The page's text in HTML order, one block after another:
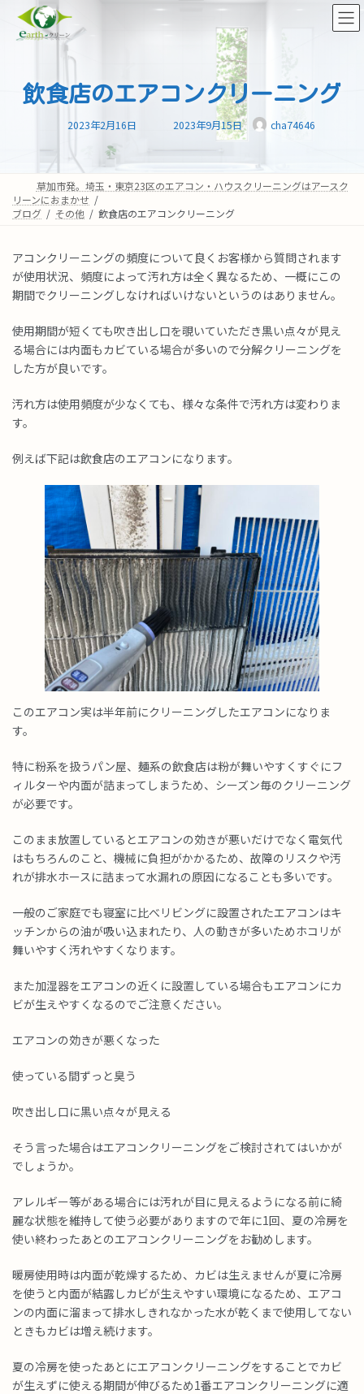
飲食店のエアコンクリーニング
2023年2月16日 最
終
2023年9月15日 cha74646
草加市発。埼玉・東京23区のエアコン・ハウスクリーニングはアースク
リーンにおまかせ
ブログ
その他 飲食店のエアコンクリーニング
アコンクリーニングの頻度について良くお客様から質問されます
が使用状況、頻度によって汚れ方は全く異なるため、一概にこの
期間でクリーニングしなければいけないというのはありません。
使用期間が短くても吹き出し口を覗いていただき黒い点々が見え
る場合には内面もカビている場合が多いので分解クリーニングを
した方が良いです。
汚れ方は使用頻度が少なくても、様々な条件で汚れ方は変わりま
す。
例えば下記は飲食店のエアコンになります。
このエアコン実は半年前にクリーニングしたエアコンになりま
す。
特に粉系を扱うパン屋、麺系の飲食店は粉が舞いやすくすぐにフ
ィルターや内面が詰まってしまうため、シーズン毎のクリーニング
が必要です。
このまま放置しているとエアコンの効きが悪いだけでなく電気代
はもちろんのこと、機械に負担がかかるため、故障のリスクや汚
れが排水ホースに詰まって水漏れの原因になることも多いです。
一般のご家庭でも寝室に比べリビングに設置されたエアコンはキ
ッチンからの油が吸い込まれたり、人の動きが多いためホコリが
舞いやすく汚れやすくなります。
また加湿器をエアコンの近くに設置している場合もエアコンにカ
ビが生えやすくなるのでご注意ください。
エアコンの効きが悪くなった
使っている間ずっと臭う
吹き出し口に黒い点々が見える
そう言った場合はエアコンクリーニングをご検討されてはいかが
でしょうか。
アレルギー等がある場合には汚れが目に見えるようになる前に綺
麗な状態を維持して使う必要がありますので年に1回、夏の冷房を
使い終わったあとのエアコンクリーニングをお勧めします。
暖房使用時は内面が乾燥するため、カビは生えませんが夏に冷房
を使うと内面が結露しカビが生えやすい環境になるため、エアコ
ンの内面に溜まって排水しきれなかった水が乾くまで使用してない
ときもカビは増え続けます。
夏の冷房を使ったあとにエアコンクリーニングをすることでカビ
が生えずに使える期間が伸びるため1番エアコンクリーニングに適